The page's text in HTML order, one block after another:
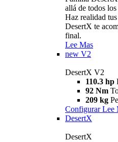
allá de todos
Haz realidad
DesertX te
final.
Lee Mas
new V2
DesertX V2
110.3 hp
92 Nm
209 kg
Configurar Lee
DesertX
DesertX